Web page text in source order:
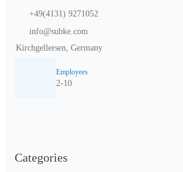
+49(4131) 9271052
info@subke.com
Kirchgellersen, Germany
Employees
2-10
Categories